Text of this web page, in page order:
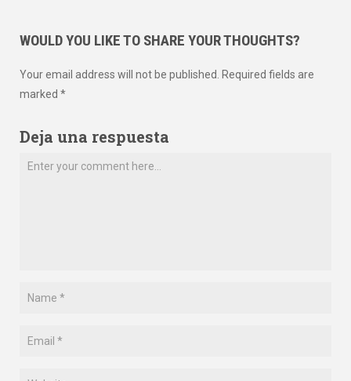
WOULD YOU LIKE TO SHARE YOUR THOUGHTS?
Your email address will not be published. Required fields are
marked *
Deja una respuesta